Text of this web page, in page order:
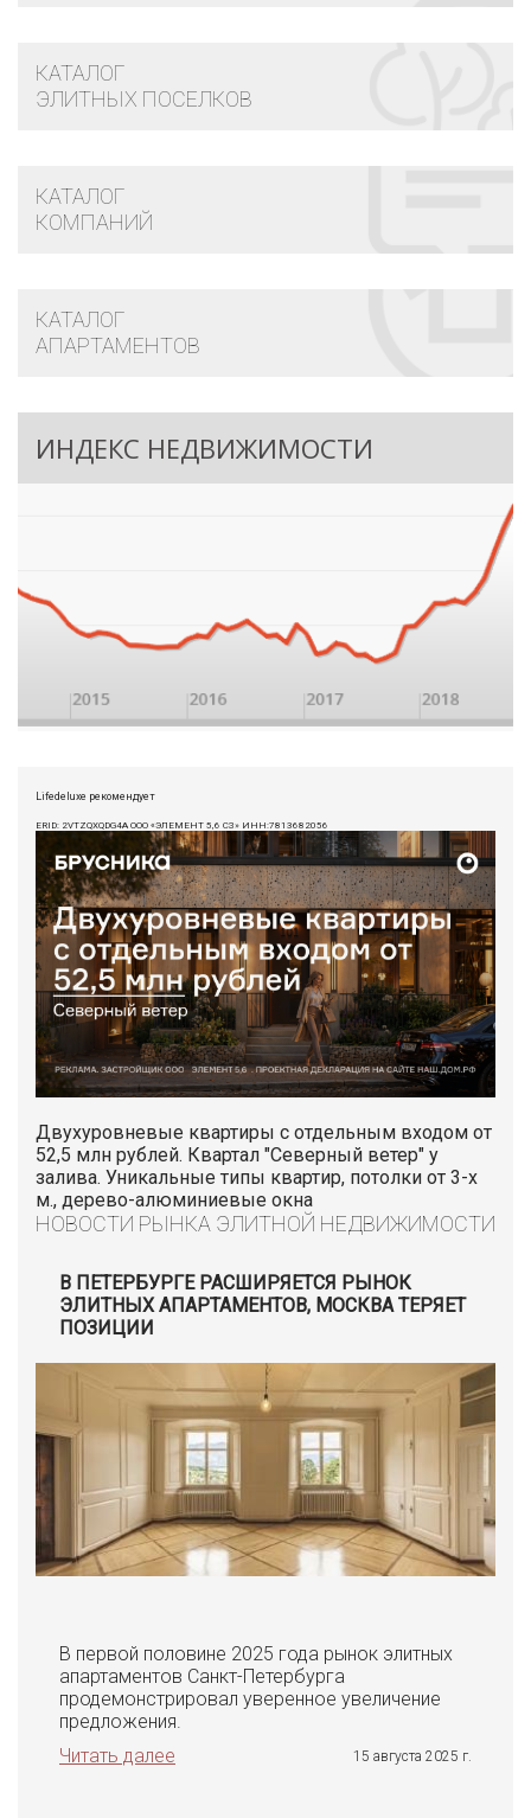
КАТАЛОГ
ЭЛИТНЫХ ПОСЕЛКОВ
КАТАЛОГ
КОМПАНИЙ
КАТАЛОГ
АПАРТАМЕНТОВ
ИНДЕКС НЕДВИЖИМОСТИ
Lifedeluxe рекомендует
ERID: 2VTZQXQDG4A ООО «ЭЛЕМЕНТ 5,6 СЗ» ИНН:7813682056
Двухуровневые квартиры с отдельным входом от
52,5 млн рублей. Квартал "Северный ветер" у
залива. Уникальные типы квартир, потолки от 3-х
м., дерево-алюминиевые окна
НОВОСТИ РЫНКА ЭЛИТНОЙ НЕДВИЖИМОСТИ
В ПЕТЕРБУРГЕ РАСШИРЯЕТСЯ РЫНОК
ЭЛИТНЫХ АПАРТАМЕНТОВ, МОСКВА ТЕРЯЕТ
ПОЗИЦИИ
В первой половине 2025 года рынок элитных
апартаментов Санкт-Петербурга
продемонстрировал уверенное увеличение
предложения.
Читать далее
15 августа 2025 г.